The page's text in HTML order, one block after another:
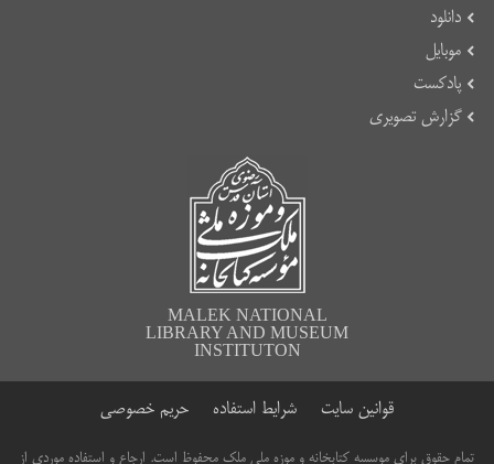
دانلود
موبایل
پادکست
گزارش تصویری
MALEK NATIONAL
LIBRARY AND MUSEUM
INSTITUTON
قوانین سایت شرایط استفاده حریم خصوصی
تمام حقوق برای موسسه کتابخانه و موزه ملی ملک محفوظ است. ارجاع و استفاده موردی از